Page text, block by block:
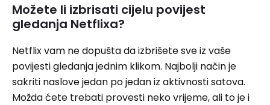
Možete li izbrisati cijelu povijest
gledanja Netflixa?
Netflix vam ne dopušta da izbrišete sve iz vaše
povijesti gledanja jednim klikom. Najbolji način je
sakriti naslove jedan po jedan iz aktivnosti satova.
Možda ćete trebati provesti neko vrijeme, ali to je i